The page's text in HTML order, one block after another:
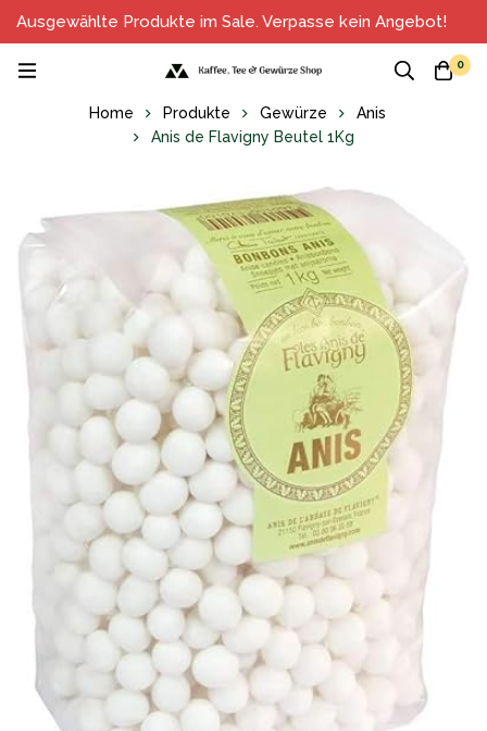
Ausgewählte Produkte im Sale. Verpasse kein Angebot!
0
Home Produkte Gewürze
Anis
Anis de Flavigny Beutel 1Kg